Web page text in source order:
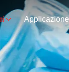
Applicazione